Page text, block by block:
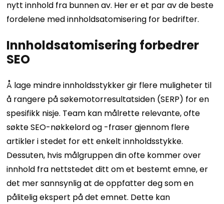
nytt innhold fra bunnen av. Her er et par av de beste
fordelene med innholdsatomisering for bedrifter.
Innholdsatomisering forbedrer
SEO
Å lage mindre innholdsstykker gir flere muligheter til
å rangere på søkemotorresultatsiden (SERP) for en
spesifikk nisje. Team kan målrette relevante, ofte
søkte SEO-nøkkelord og -fraser gjennom flere
artikler i stedet for ett enkelt innholdsstykke.
Dessuten, hvis målgruppen din ofte kommer over
innhold fra nettstedet ditt om et bestemt emne, er
det mer sannsynlig at de oppfatter deg som en
pålitelig ekspert på det emnet. Dette kan